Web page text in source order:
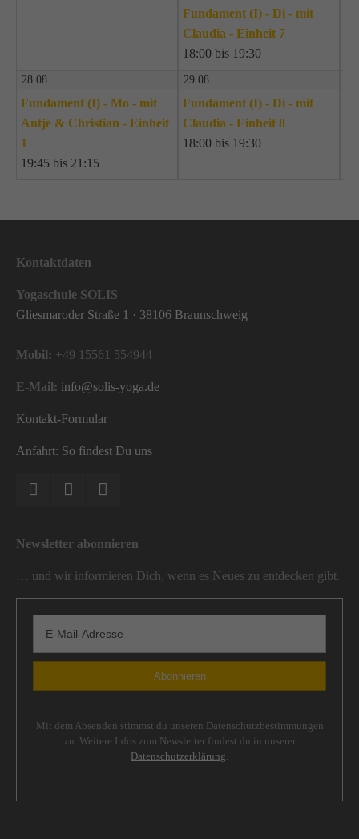
Fundament (I) - Di - mit
Claudia - Einheit 7
18:00 bis 19:30
28.08.
Fundament (I) - Mo - mit
Antje & Christian - Einheit
1
19:45 bis 21:15
29.08.
Fundament (I) - Di - mit
Claudia - Einheit 8
18:00 bis 19:30
Kontaktdaten
Yogaschule SOLIS
Gliesmaroder Straße 1 · 38106 Braunschweig
Mobil: +49 15561 554944
E-Mail: info@solis-yoga.de
Kontakt-Formular
Anfahrt: So findest Du uns
Newsletter abonnieren
… und wir informieren Dich, wenn es Neues zu entdecken gibt.
Mit dem Absenden stimmst du unseren Datenschutzbestimmungen
zu. Weitere Infos zum Newsletter findest du in unserer
Datenschutzerklärung.